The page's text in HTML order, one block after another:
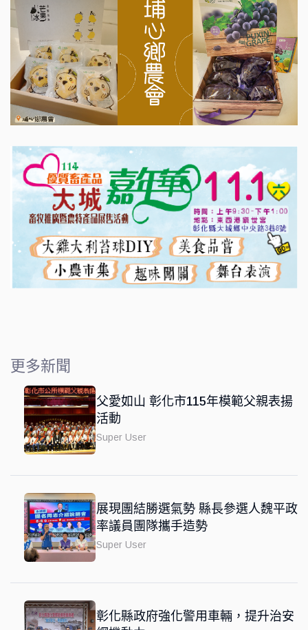
更多新聞
父愛如山 彰化市115年模範父親表揚
活動
Super User
展現團結勝選氣勢 縣長參選人魏平政
率議員團隊攜手造勢
Super User
彰化縣政府強化警用車輛，提升治安